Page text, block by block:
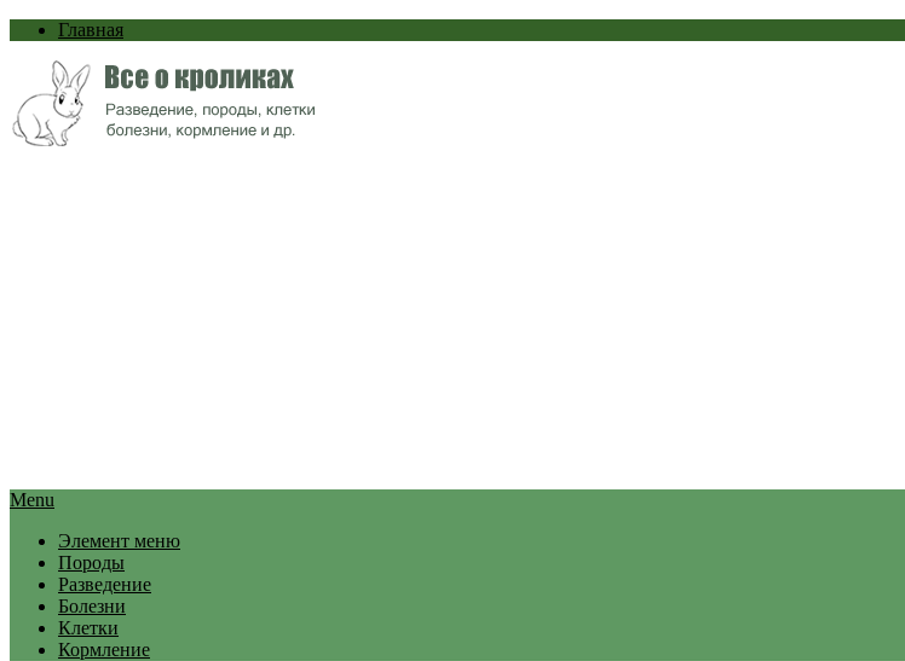
Главная
Menu
Элемент меню
Породы
Разведение
Болезни
Клетки
Кормление